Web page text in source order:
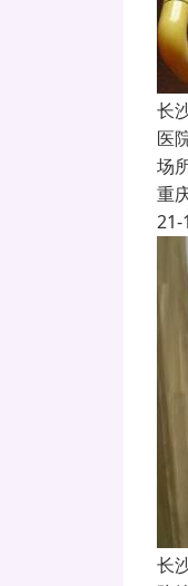
长
医
场
重
21-
长